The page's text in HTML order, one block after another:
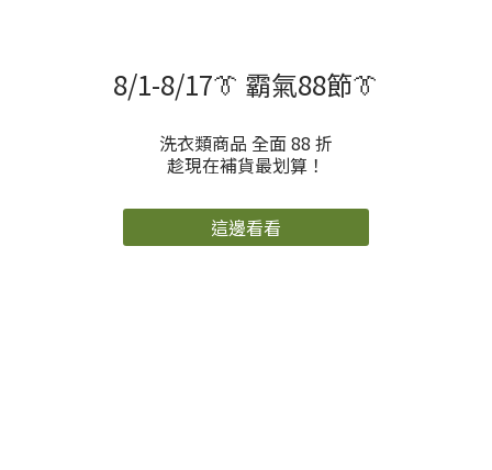
8/1-8/17👔 霸氣88節👔
洗衣類商品 全面 88 折
趁現在補貨最划算！
這邊看看